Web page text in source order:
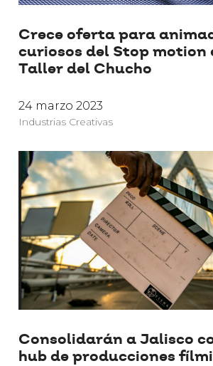
Crece oferta para
curiosos del Stop motion
Taller del Chucho
24 marzo 2023
Industrias Creativas
Consolidarán a Jalisco
hub de producciones